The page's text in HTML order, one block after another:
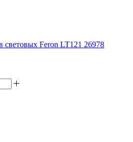
световых Feron LT121 26978